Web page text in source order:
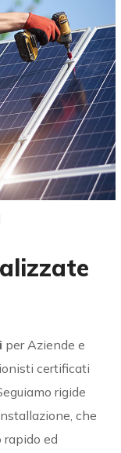
per Aziende e
certificati
rigide
che
ed